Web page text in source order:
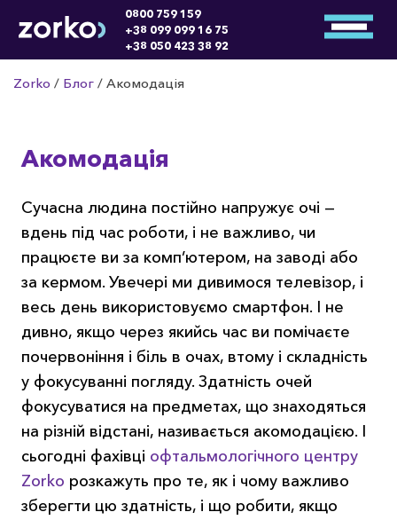
0800 759 159
+38 099 099 16 75
+38 050 423 38 92
Zorko / Блог / Акомодація
Акомодація
Сучасна людина постійно напружує очі —
вдень під час роботи, і не важливо, чи
працюєте ви за комп’ютером, на заводі або
за кермом. Увечері ми дивимося телевізор, і
весь день використовуємо смартфон. І не
дивно, якщо через якийсь час ви помічаєте
почервоніння і біль в очах, втому і складність
у фокусуванні погляду. Здатність очей
фокусуватися на предметах, що знаходяться
на різній відстані, називається акомодацією. І
сьогодні фахівці офтальмологічного центру
Zorko розкажуть про те, як і чому важливо
зберегти цю здатність, і що робити, якщо